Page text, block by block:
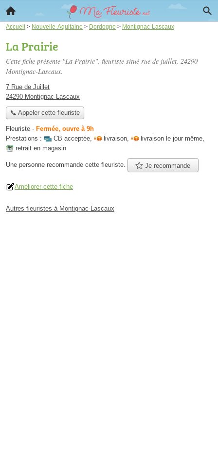
Accueil > Nouvelle-Aquitaine > Dordogne > Montignac-Lascaux
La Prairie
Cette fiche présente "La Prairie", fleuriste situé rue de juillet, 24290
Montignac-Lascaux.
7 Rue de Juillet
24290 Montignac-Lascaux
📞 Appeler cette fleuriste
Fleuriste - Fermée, ouvre à 9h
Prestations :
CB acceptée, livraison, livraison le jour même,
retrait en magasin
Une personne recommande cette fleuriste. Je recommande
Améliorer cette fiche
Autres fleuristes à Montignac-Lascaux